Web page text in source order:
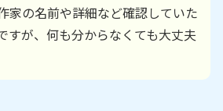
家の名前や詳細など確認していた
すが、何も分からなくても大丈夫